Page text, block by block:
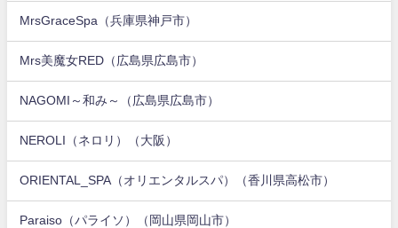
MrsGraceSpa（兵庫県神戸市）
Mrs美魔女RED（広島県広島市）
NAGOMI～和み～（広島県広島市）
NEROLI（ネロリ）（大阪）
ORIENTAL_SPA（オリエンタルスパ）（香川県高松市）
Paraiso（パライソ）（岡山県岡山市）